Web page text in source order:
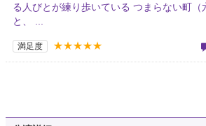
る人びとが練り歩いている つまらない町（
と、 ...
満足度 ★★★★★